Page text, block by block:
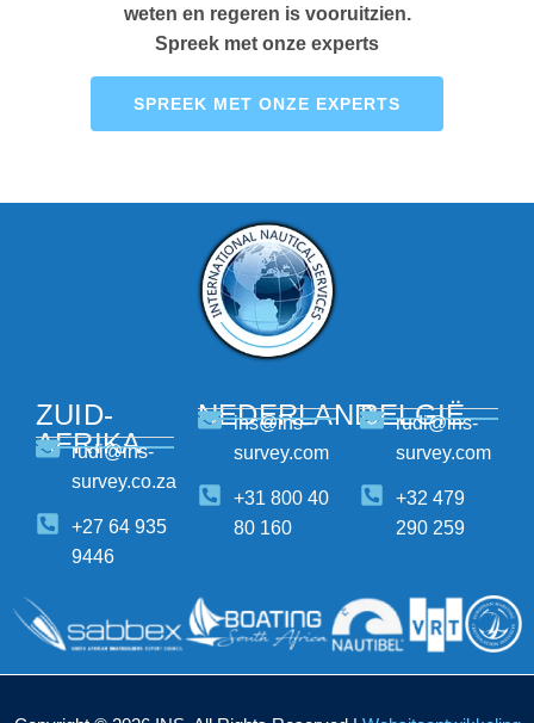
weten en regeren is vooruitzien.
Spreek met onze experts
SPREEK MET ONZE EXPERTS
ZUID-
AFRIKA
rudi@ins-
survey.co.za
+27 64 935
9446
NEDERLAND
ins@ins-
survey.com
+31 800 40
80 160
BELGIË
rudi@ins-
survey.com
+32 479
290 259